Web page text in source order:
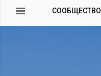
СООБЩЕСТВО